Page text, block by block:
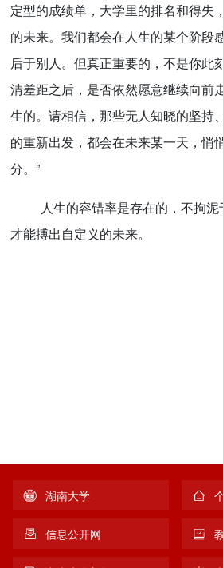
定型的成绩单，大学里的排名和得失
的未来。我们都会在人生的某个阶段
后于别人。但真正重要的，不是你此
清差距之后，是否依然愿意继续向前
生的。请相信，那些无人知晓的坚持
的重新出发，都会在未来某一天，悄
分。”
人生的容错率是存在的，不拘泥
才能搏出自定义的未来。
湖南大学
信息公开网